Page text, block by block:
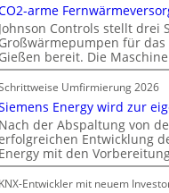
arme
Controls stellt drei
für
bereit. Die
Umfirmierung 2026
Energy wird zur
der Abspaltung von
Entwicklung
mit den
Entwickler mit neuem